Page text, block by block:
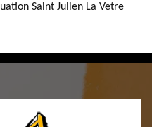
Saint Julien La Vetre